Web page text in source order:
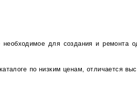
для создания и ремонта
по низким ценам, отличается